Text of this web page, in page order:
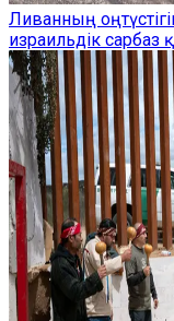
Ливанның
израильдік сарбаз